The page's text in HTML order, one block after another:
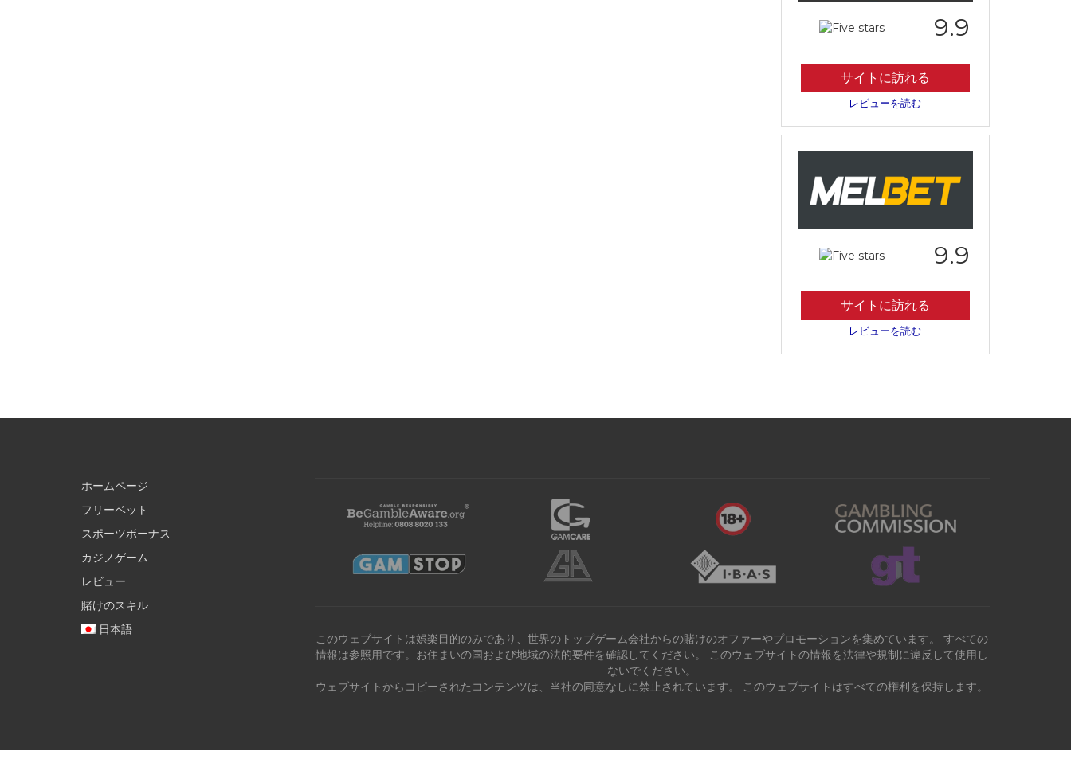
9.9
サイトに訪れる
レビューを読む
9.9
サイトに訪れる
レビューを読む
ホームページ
フリーベット
スポーツボーナス
カジノゲーム
レビュー
賭けのスキル
日本語
このウェブサイトは娯楽目的のみであり、世界のトップゲーム会社からの賭けのオファーやプロモーションを集めています。 すべての
情報は参照用です。お住まいの国および地域の法的要件を確認してください。 このウェブサイトの情報を法律や規制に違反して使用し
ないでください。
ウェブサイトからコピーされたコンテンツは、当社の同意なしに禁止されています。 このウェブサイトはすべての権利を保持します。